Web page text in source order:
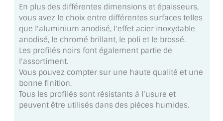
MIROIR PAROI DE DOUCHE
MIROIR POUR SALLE DE SPORT
MIROIR POUR SALLE DE DANSE
MIROIR ENCADRÉ
MIROIR TV
En plus des différentes dimensions et épaisseurs,
vous avez le choix entre différentes surfaces telles
que l'aluminium anodisé, l'effet acier inoxydable
anodisé, le chromé brillant, le poli et le brossé.
Les profilés noirs font également partie de
l'assortiment.
Vous pouvez compter sur une haute qualité et une
bonne finition.
Tous les profilés sont résistants à l'usure et
peuvent être utilisés dans des pièces humides.